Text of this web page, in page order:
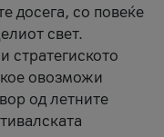
досега, со повеќе
свет.
стратегиското
овозможи
од летните